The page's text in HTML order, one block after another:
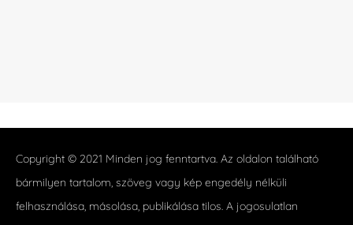
Copyright © 2021 Minden jog fenntartva. Az oldalon található
bármilyen tartalom, szöveg vagy kép engedély nélküli
felhasználása, másolása, publikálása tilos. A jogosulatlan